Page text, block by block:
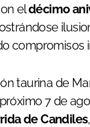
eldécimo
compromisos
taurina de
7 de
de Candiles